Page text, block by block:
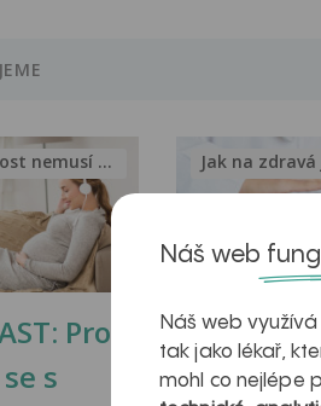
Proč
s
Nevolnost nemusí být nutnou...
jater v
Jak na
Náš web
Náš web
tak jako lékař,
mohl co nejlépe